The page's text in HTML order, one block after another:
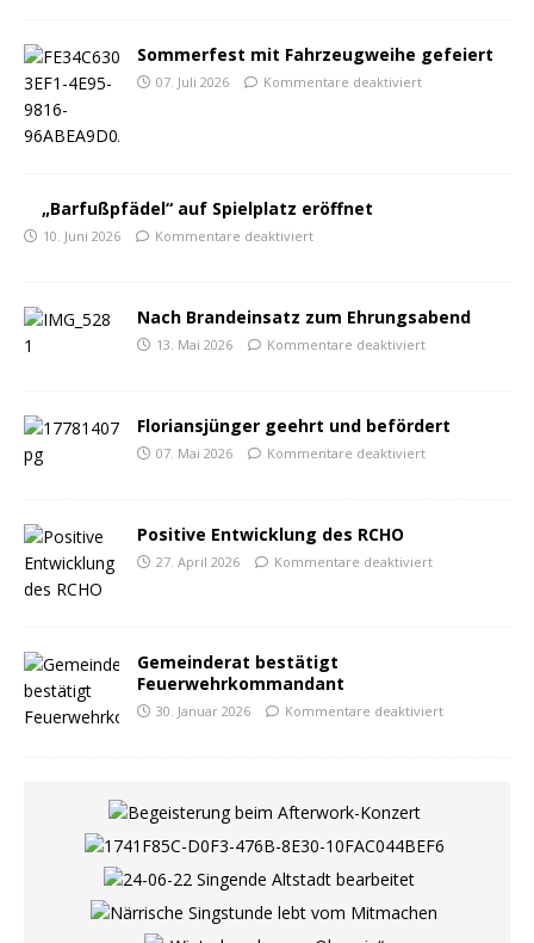
Sommerfest mit Fahrzeugweihe gefeiert
07. Juli 2026 Kommentare deaktiviert
„Barfußpfädel“ auf Spielplatz eröffnet
10. Juni 2026 Kommentare deaktiviert
Nach Brandeinsatz zum Ehrungsabend
13. Mai 2026 Kommentare deaktiviert
Floriansjünger geehrt und befördert
07. Mai 2026 Kommentare deaktiviert
Positive Entwicklung des RCHO
27. April 2026 Kommentare deaktiviert
Gemeinderat bestätigt
Feuerwehrkommandant
30. Januar 2026 Kommentare deaktiviert